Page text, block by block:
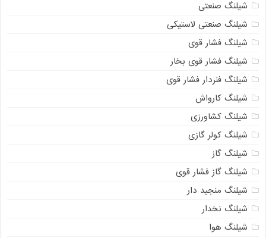
شیلنگ صنعتی
شیلنگ صنعتی لاستیکی
شیلنگ فشار قوی
شیلنگ فشار قوی بخار
شیلنگ فنردار فشار قوی
شیلنگ کارواش
شیلنگ کشاورزی
شیلنگ کولر گازی
شیلنگ گاز
شیلنگ گاز فشار قوی
شیلنگ منجید دار
شیلنگ نخدار
شیلنگ هوا